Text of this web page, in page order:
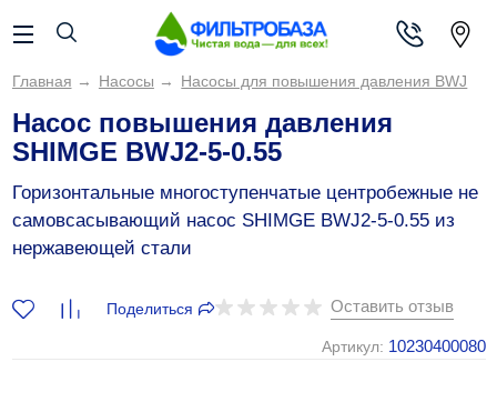
Главная → Насосы → Насосы для повышения давления BWJ
Насос повышения давления
SHIMGE BWJ2-5-0.55
Горизонтальные многоступенчатые центробежные не
самовсасывающий насос SHIMGE BWJ2-5-0.55 из
нержавеющей стали
Оставить отзыв
Артикул: 10230400080
Поделиться